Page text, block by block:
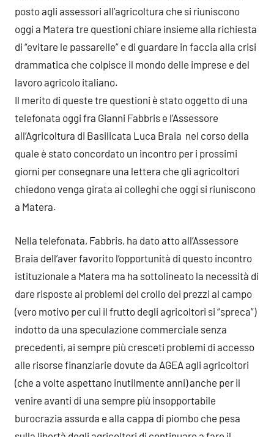
posto agli assessori all’agricoltura che si riuniscono
oggi a Matera tre questioni chiare insieme alla richiesta
di “evitare le passarelle” e di guardare in faccia alla crisi
drammatica che colpisce il mondo delle imprese e del
lavoro agricolo italiano.
Il merito di queste tre questioni è stato oggetto di una
telefonata oggi fra Gianni Fabbris e l’Assessore
all’Agricoltura di Basilicata Luca Braia nel corso della
quale è stato concordato un incontro per i prossimi
giorni per consegnare una lettera che gli agricoltori
chiedono venga girata ai colleghi che oggi si riuniscono
a Matera.
Nella telefonata, Fabbris, ha dato atto all’Assessore
Braia dell’aver favorito l’opportunità di questo incontro
istituzionale a Matera ma ha sottolineato la necessità di
dare risposte ai problemi del crollo dei prezzi al campo
(vero motivo per cui il frutto degli agricoltori si “spreca”)
indotto da una speculazione commerciale senza
precedenti, ai sempre più cresceti problemi di accesso
alle risorse finanziarie dovute da AGEA agli agricoltori
(che a volte aspettano inutilmente anni) anche per il
venire avanti di una sempre più insopportabile
burocrazia assurda e alla cappa di piombo che pesa